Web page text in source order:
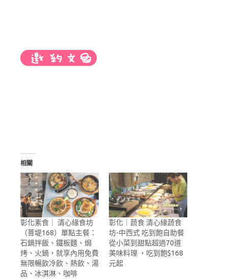
相關
彰化素食｜ 清心緣食坊
（菩堤168）單點主餐：
石鍋拌飯、鐵板麵、焗
烤、火鍋，就享內用免費
無限暢飲冷飲、熱飲、湯
品、冰淇淋、咖啡
彰化｜蔬食 清心緣蔬食
坊-中西式 吃到飽自助餐
從小菜到甜點超過70道
美味料理 ，吃到飽$168
元起